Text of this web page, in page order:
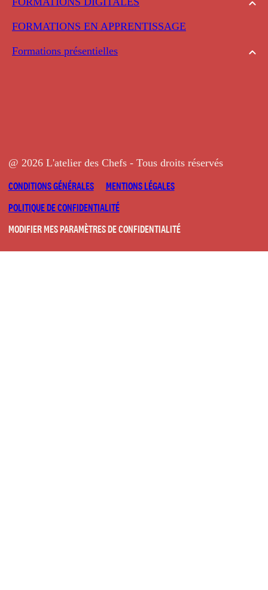
FORMATIONS EN APPRENTISSAGE
Formations présentielles
@ 2026 L'atelier des Chefs - Tous droits réservés
CONDITIONS GÉNÉRALES
MENTIONS LÉGALES
POLITIQUE DE CONFIDENTIALITÉ
MODIFIER MES PARAMÈTRES DE CONFIDENTIALITÉ